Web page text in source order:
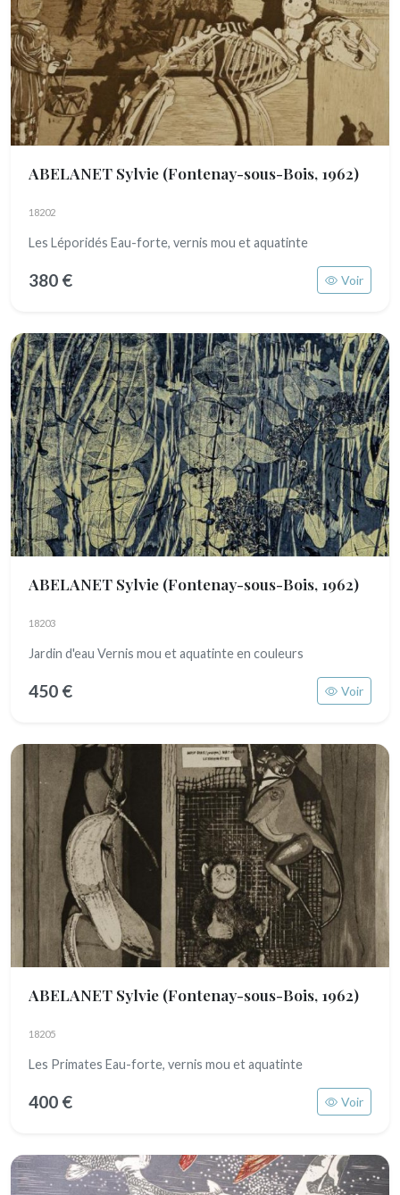
ABELANET Sylvie (Fontenay-sous-Bois, 1962)
18202
Les Léporidés Eau-forte, vernis mou et aquatinte
380 € Voir
ABELANET Sylvie (Fontenay-sous-Bois, 1962)
18203
Jardin d'eau Vernis mou et aquatinte en couleurs
450 € Voir
ABELANET Sylvie (Fontenay-sous-Bois, 1962)
18205
Les Primates Eau-forte, vernis mou et aquatinte
400 € Voir